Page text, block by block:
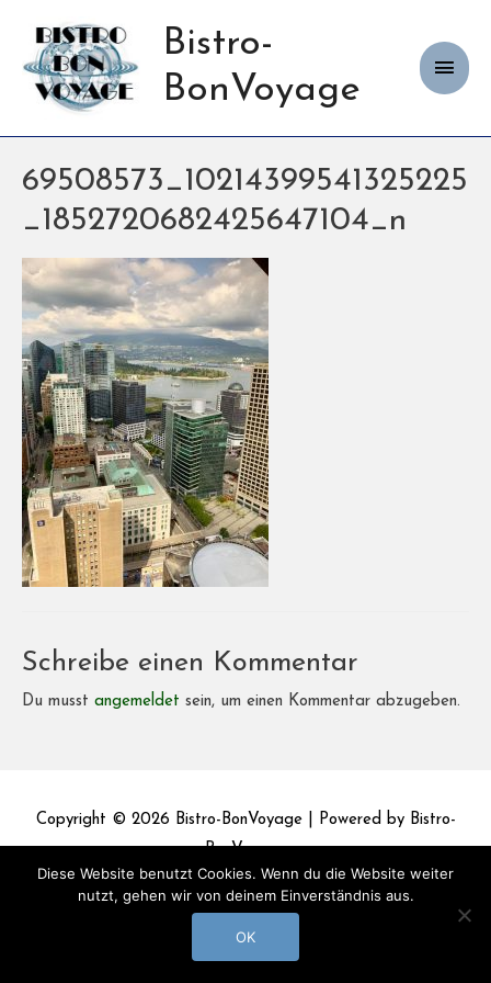
Bistro-
BonVoyage
69508573_10214399541325225
_1852720682425647104_n
Schreibe einen Kommentar
Du musst angemeldet sein, um einen Kommentar abzugeben.
Copyright © 2026 Bistro-BonVoyage| Powered by Bistro-
BonVoyage
Impressum Datenschutz
Diese Website benutzt Cookies. Wenn du die Website weiter
nutzt, gehen wir von deinem Einverständnis aus.
OK